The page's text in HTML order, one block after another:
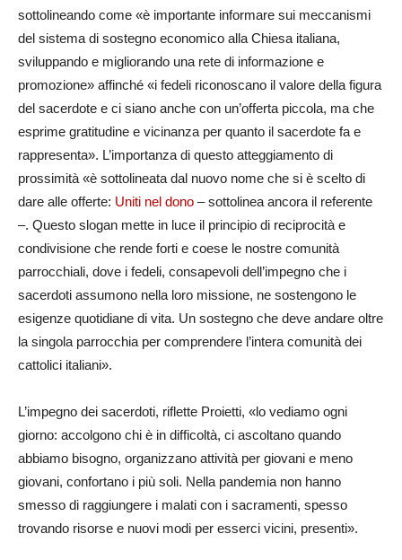
sottolineando come «è importante informare sui meccanismi
del sistema di sostegno economico alla Chiesa italiana,
sviluppando e migliorando una rete di informazione e
promozione» affinché «i fedeli riconoscano il valore della figura
del sacerdote e ci siano anche con un’offerta piccola, ma che
esprime gratitudine e vicinanza per quanto il sacerdote fa e
rappresenta». L’importanza di questo atteggiamento di
prossimità «è sottolineata dal nuovo nome che si è scelto di
dare alle offerte: Uniti nel dono – sottolinea ancora il referente
–. Questo slogan mette in luce il principio di reciprocità e
condivisione che rende forti e coese le nostre comunità
parrocchiali, dove i fedeli, consapevoli dell’impegno che i
sacerdoti assumono nella loro missione, ne sostengono le
esigenze quotidiane di vita. Un sostegno che deve andare oltre
la singola parrocchia per comprendere l’intera comunità dei
cattolici italiani».
L’impegno dei sacerdoti, riflette Proietti, «lo vediamo ogni
giorno: accolgono chi è in difficoltà, ci ascoltano quando
abbiamo bisogno, organizzano attività per giovani e meno
giovani, confortano i più soli. Nella pandemia non hanno
smesso di raggiungere i malati con i sacramenti, spesso
trovando risorse e nuovi modi per esserci vicini, presenti».